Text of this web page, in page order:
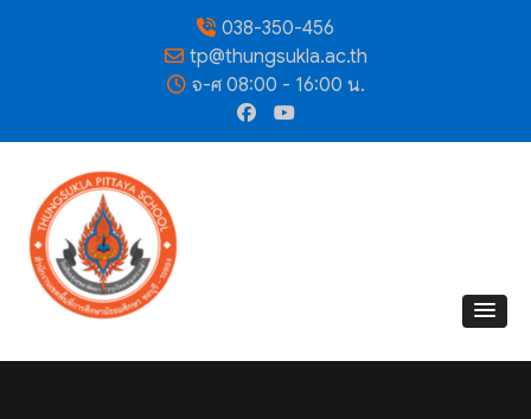
038-350-456
tp@thungsukla.ac.th
จ-ศ 08:00 - 16:00 น.